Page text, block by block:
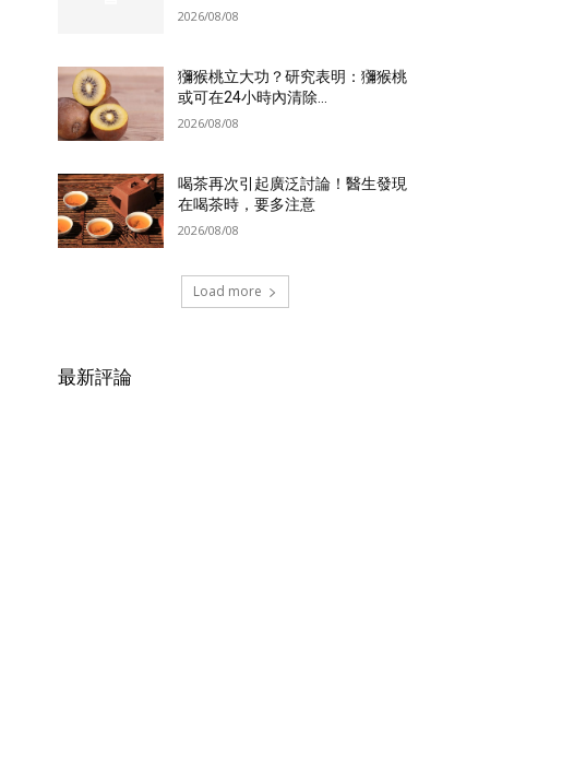
2026/08/08
獼猴桃立大功？研究表明：獼猴桃
或可在24小時內清除...
2026/08/08
喝茶再次引起廣泛討論！醫生發現
在喝茶時，要多注意
2026/08/08
Load more
最新評論